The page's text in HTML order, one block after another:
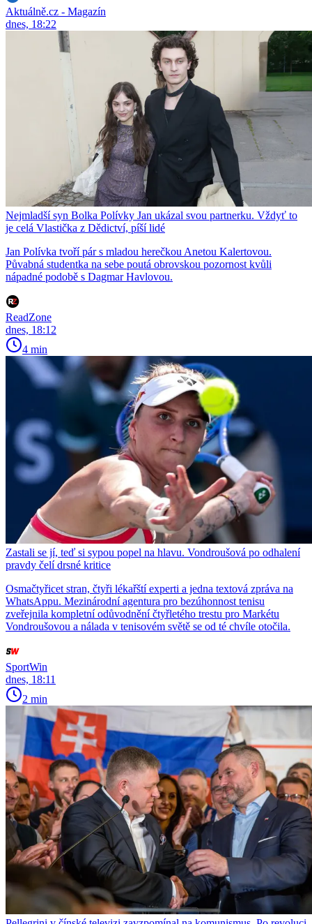
Aktuálně.cz - Magazín
dnes, 18:22
Nejmladší syn Bolka Polívky Jan ukázal svou partnerku. Vždyť to
je celá Vlastička z Dědictví, píší lidé
Jan Polívka tvoří pár s mladou herečkou Anetou Kalertovou.
Půvabná studentka na sebe poutá obrovskou pozornost kvůli
nápadné podobě s Dagmar Havlovou.
ReadZone
dnes, 18:12
4 min
Zastali se jí, teď si sypou popel na hlavu. Vondroušová po odhalení
pravdy čelí drsné kritice
Osmačtyřicet stran, čtyři lékařští experti a jedna textová zpráva na
WhatsAppu. Mezinárodní agentura pro bezúhonnost tenisu
zveřejnila kompletní odůvodnění čtyřletého trestu pro Markétu
Vondroušovou a nálada v tenisovém světě se od té chvíle otočila.
SportWin
dnes, 18:11
2 min